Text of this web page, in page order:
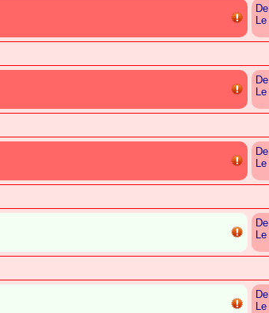
De
Le
De
Le
De
Le
De
Le
De
Le